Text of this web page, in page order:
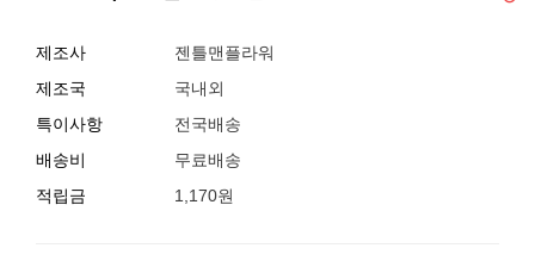
제조사
젠틀맨플라워
제조국
국내외
특이사항
전국배송
배송비
무료배송
적립금
1,170원